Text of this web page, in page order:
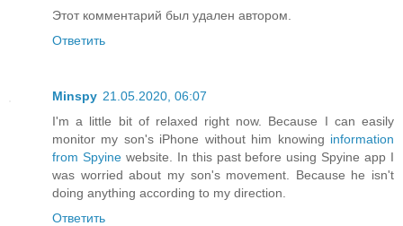
Этот комментарий был удален автором.
Ответить
Minspy 21.05.2020, 06:07
I'm a little bit of relaxed right now. Because I can easily
monitor my son's iPhone without him knowing information
from Spyinewebsite. In this past before using Spyine app I
was worried about my son's movement. Because he isn't
doing anything according to my direction.
Ответить